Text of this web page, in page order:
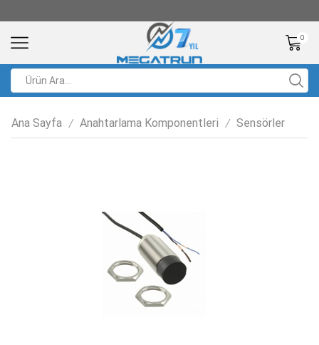
0
Ana Sayfa / Anahtarlama Komponentleri / Sensörler